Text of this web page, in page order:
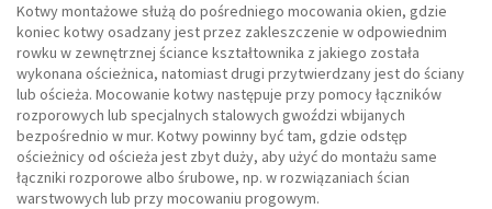
Kotwy montażowe służą do pośredniego mocowania okien, gdzie
koniec kotwy osadzany jest przez zakleszczenie w odpowiednim
rowku w zewnętrznej ściance kształtownika z jakiego została
wykonana ościeżnica, natomiast drugi przytwierdzany jest do ściany
lub ościeża. Mocowanie kotwy następuje przy pomocy łączników
rozporowych lub specjalnych stalowych gwoździ wbijanych
bezpośrednio w mur. Kotwy powinny być tam, gdzie odstęp
ościeżnicy od ościeża jest zbyt duży, aby użyć do montażu same
łączniki rozporowe albo śrubowe, np. w rozwiązaniach ścian
warstwowych lub przy mocowaniu progowym.